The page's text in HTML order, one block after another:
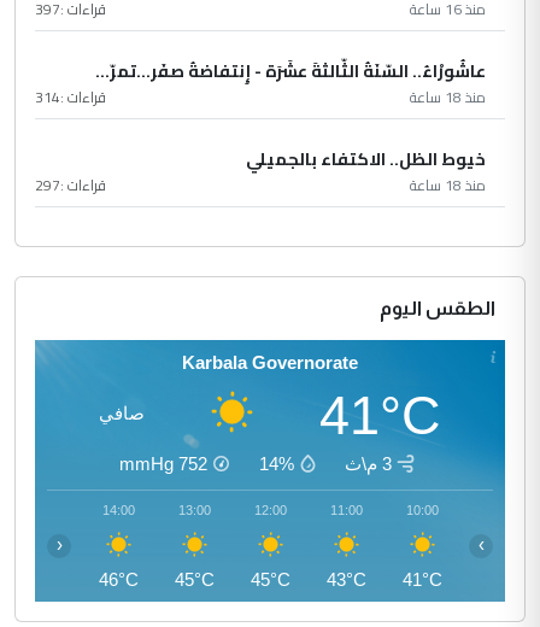
منذ 16 ساعة قراءات :397
عاشُورْاءُ.. السّنَةُ الثّالثةَ عشَرَة - إِنتفاضةُ صفَر…تمرّ...
منذ 18 ساعة قراءات :314
خيوط الظل.. الاكتفاء بالجميلي
منذ 18 ساعة قراءات :297
الطقس اليوم
Karbala Governorate
41°C صافي
3 م\ث 14%
752
mmHg
10:00
41°C
11:00
43°C
12:00
45°C
13:00
45°C
14:00
46°C
‹ ›